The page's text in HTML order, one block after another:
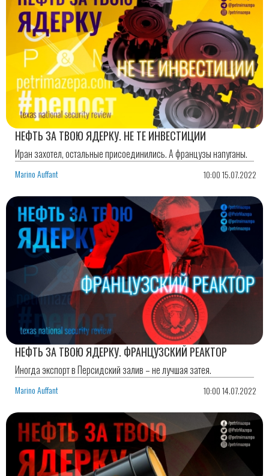
НЕФТЬ ЗА ТВОЮ ЯДЕРКУ. НЕ ТЕ ИНВЕСТИЦИИ
Иран захотел, остальные присоединились. А французы напуганы.
Marino Auffant 10:00 15.07.2022
НЕФТЬ ЗА ТВОЮ ЯДЕРКУ. ФРАНЦУЗСКИЙ РЕАКТОР
Иногда экспорт в Персидский залив – не лучшая затея.
Marino Auffant 10:00 14.07.2022